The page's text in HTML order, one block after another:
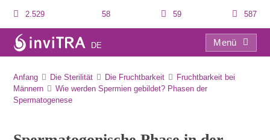
2.529 58 59 587
DE
Menü
Anfang Die Sterilität Die Fruchtbarkeit
Fruchtbarkeit bei
Männern
Wie werden Spermien gebildet? Phasen der
Spermatogenese